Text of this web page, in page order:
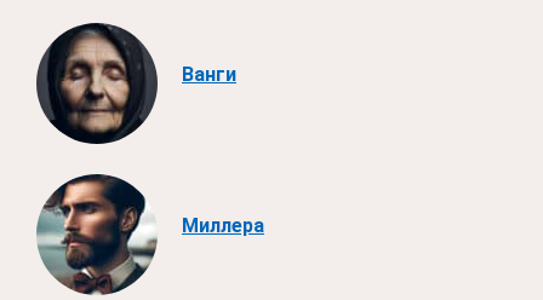
Ванги
Миллера